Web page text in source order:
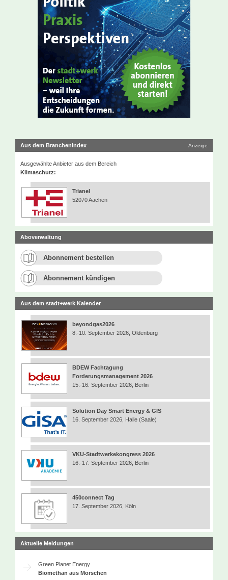
Aus dem Branchenindex Anzeige
Ausgewählte Anbieter aus dem Bereich
Klimaschutz:
Trianel
52070 Aachen
Aboverwaltung
Abonnement bestellen
Abonnement kündigen
Aus dem stadt+werk Kalender
beyondgas2026
8.-10. September 2026, Oldenburg
BDEW Fachtagung
Forderungsmanagement 2026
15.-16. September 2026, Berlin
Solution Day Smart Energy & GIS
16. September 2026, Halle (Saale)
VKU-Stadtwerkekongress 2026
16.-17. September 2026, Berlin
450connect Tag
17. September 2026, Köln
Aktuelle Meldungen
Green Planet Energy
Biomethan aus Morschen